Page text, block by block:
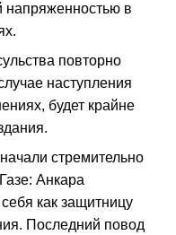
напряженностью в
повторно
наступления
будет крайне
стремительно
Анкара
как защитницу
Последний повод